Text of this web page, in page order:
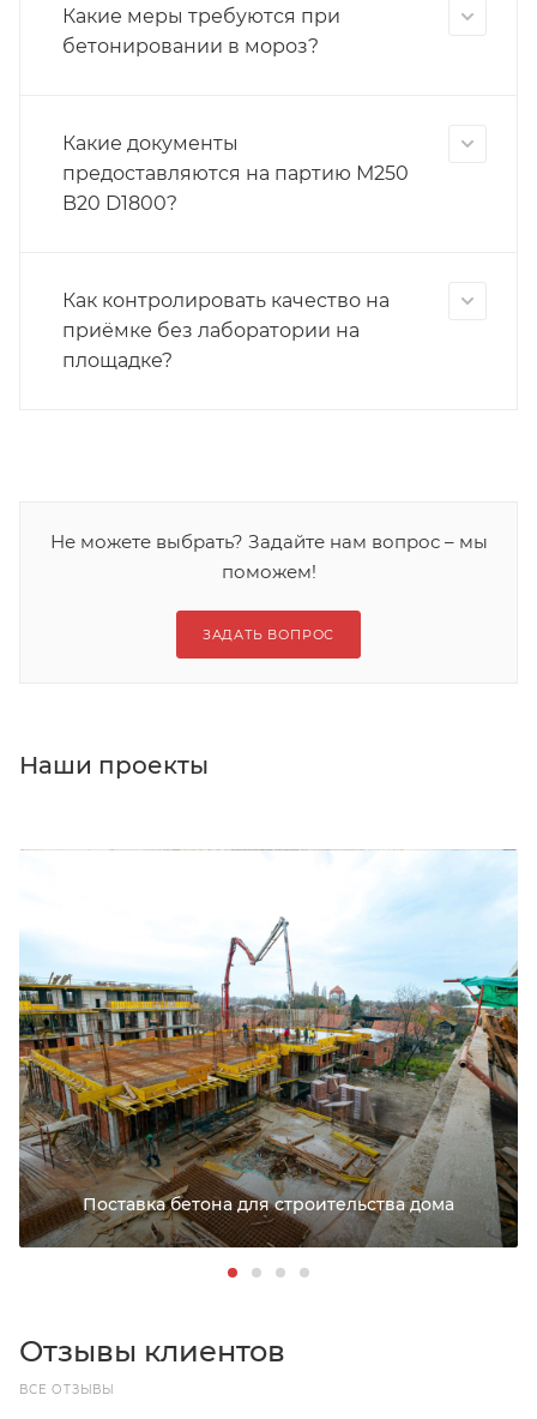
Какие меры требуются при
бетонировании в мороз?
Какие документы
предоставляются на партию М250
B20 D1800?
Как контролировать качество на
приёмке без лаборатории на
площадке?
Не можете выбрать? Задайте нам вопрос – мы
поможем!
ЗАДАТЬ ВОПРОС
Наши проекты
Поставка бетона для строительства дома
Отзывы клиентов
ВСЕ ОТЗЫВЫ